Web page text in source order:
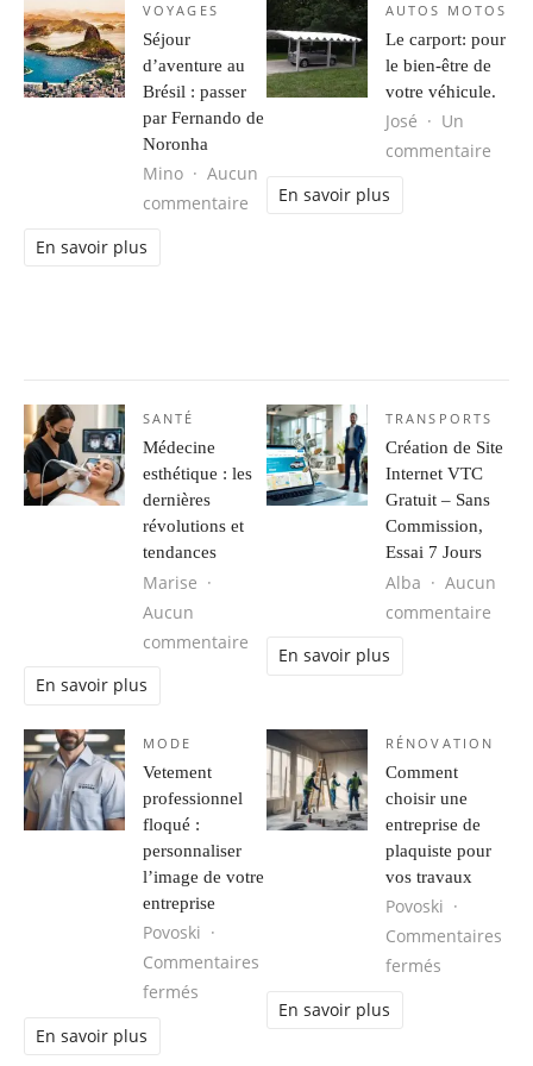
VOYAGES
Séjour
d’aventure au
Brésil : passer
par Fernando de
Noronha
Mino
Aucun
commentaire sur Séjour d’aventure au Brésil :
En savoir plus
AUTOS MOTOS
Le carport: pour
le bien-être de
votre véhicule.
José
Un
commentaire
En savoir plus
SANTÉ
Médecine
esthétique : les
dernières
révolutions et
tendances
Marise
Aucun
commentaire
En savoir plus
TRANSPORTS
Création de Site
Internet VTC
Gratuit – Sans
Commission,
Essai 7 Jours
Alba
Aucun
commentaire
En savoir plus
MODE
Vetement
professionnel
floqué :
personnaliser
l’image de votre
entreprise
Povoski
Commentaires
fermés
En savoir plus
RÉNOVATION
Comment
choisir une
entreprise de
plaquiste pour
vos travaux
Povoski
Commentaires
fermés
En savoir plus